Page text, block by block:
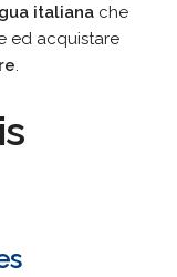
italianache
ed acquistare
.